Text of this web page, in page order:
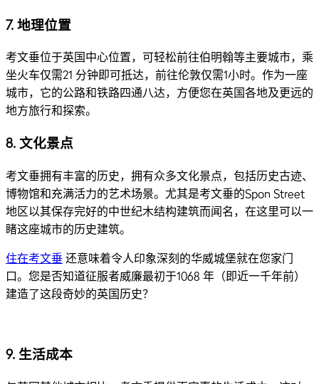
7.地理位置
考文垂位于英国中心位置，可轻松前往伯明翰等主要城市，乘
坐火车仅需21 分钟即可抵达，前往伦敦仅需1小时。作为一座
城市，它的公路和铁路四通八达，方便您在英国各地及更远的
地方旅行和探索。
8.文化景点
考文垂拥有丰富的历史，拥有众多文化景点，包括历史古迹、
博物馆和充满活力的艺术场景。尤其是考文垂的Spon Street
地区以其保存完好的中世纪木结构建筑而闻名，在这里可以一
睹这座城市的历史建筑。
住在考文垂还意味着令人印象深刻的华威城堡就在您家门
口。您是否知道征服者威廉最初于1068 年（即近一千年前）
建造了这段奇妙的英国历史？
9. 生活成本